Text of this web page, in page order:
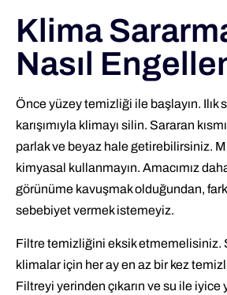
Klima
Nasıl
Önce yüzey temizliği ile başlayın. Ilık
karışımıyla klimayı silin. Sararan
parlak ve beyaz hale getirebilirsiniz.
kimyasal kullanmayın. Amacımız
görünüme kavuşmak olduğundan,
sebebiyet vermek istemeyiz.
Filtre temizliğini eksik etmemelisiniz.
klimalar için her ay en az bir kez
Filtreyi yerinden çıkarın ve su ile iyice